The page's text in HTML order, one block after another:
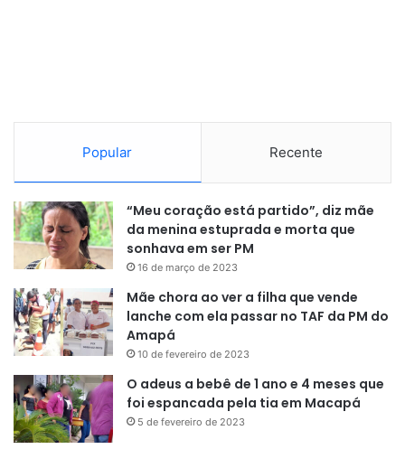
ficando atrás apenas da China, que detém
apenas cerca de 25% do território nacional foi mapeado, o
que indica um enorme potencial ainda desconhecido.
A deputada Jandira Feghali (PCdoB-RJ) disse que faltou ao
projeto elementos para assegurar o desenvolvimento do
país, inclusive com a criação de uma empresa estatal
responsável por garantir a agregação de valor na
exploração desses minerais.
nacionais estejam muito concretos na lei” , criticou a
deputada ao apontar que a proposta não estabelece regras
claras sobre os percentuais de participação de capital
Popular Recente
“Meu coração está partido”, diz mãe
da menina estuprada e morta que
sonhava em ser PM
16 de março de 2023
Mãe chora ao ver a filha que vende
lanche com ela passar no TAF da PM do
Amapá
10 de fevereiro de 2023
O adeus a bebê de 1 ano e 4 meses que
foi espancada pela tia em Macapá
5 de fevereiro de 2023